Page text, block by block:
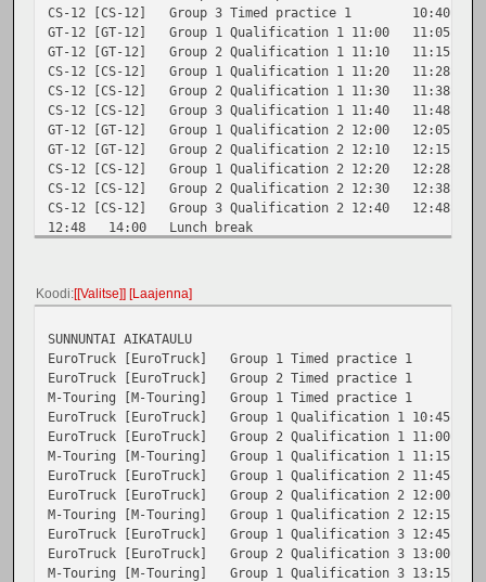
CS-12 [CS-12]
Group 3 Timed practice 1 10:40
GT-12 [GT-12]
Group 1 Qualification 1 11:00
11:05
GT-12 [GT-12]
Group 2 Qualification 1 11:10
11:15
CS-12 [CS-12]
Group 1 Qualification 1 11:20
11:28
CS-12 [CS-12]
Group 2 Qualification 1 11:30
11:38
CS-12 [CS-12]
Group 3 Qualification 1 11:40
11:48
GT-12 [GT-12]
Group 1 Qualification 2 12:00
12:05
GT-12 [GT-12]
Group 2 Qualification 2 12:10
12:15
CS-12 [CS-12]
Group 1 Qualification 2 12:20
12:28
CS-12 [CS-12]
Group 2 Qualification 2 12:30
12:38
CS-12 [CS-12]
Group 3 Qualification 2 12:40
12:48
12:48
14:00
Lunch break
CS-12 [CS-12]
Group 1
CS-12 [CS-12]
Group 2 Qualification 3 14:30
14:38
GT-12 [GT-12]
Final B
GT-12 [GT-12]
Final A Final run 1 15:10
CS-12 [CS-12]
Final B Final run 1 15:20
CS-12 [CS-12]
Final A Final run 1 15:30
GT-12 [GT-12]
Final B Final run 2 16:00
16:05
GT-12 [GT-12]
Final A Final run 2 16:10
16:15
CS-12 [CS-12]
Final B Final run 2 16:20
16:28
CS-12 [CS-12]
Final A Final run 2 16:30
16:38
GT-12 [GT-12]
Final B Final run 3 17:00
17:05
GT-12 [GT-12]
Final A Final run 3 17:10
17:15
CS-12 [CS-12]
Final B Final run 3 17:20
17:28
CS-12 [CS-12]
Final A Final run 3 17:30 17:38
Koodi [Valitse] Laajenna
SUNNUNTAI AIKATAULU
EuroTruck [EuroTruck]
Group 1 Timed practice 1
EuroTruck [EuroTruck]
Group 2 Timed practice 1
M-Touring [M-Touring]
Group 1 Timed practice 1
EuroTruck [EuroTruck]
Group 1 Qualification 1 10:45
EuroTruck [EuroTruck]
Group 2 Qualification 1 11:00
M-Touring [M-Touring]
Group 1 Qualification 1 11:15
EuroTruck [EuroTruck]
Group 1 Qualification 2 11:45
EuroTruck [EuroTruck]
Group 2 Qualification 2 12:00
M-Touring [M-Touring]
Group 1 Qualification 2 12:15
EuroTruck [EuroTruck]
Group 1 Qualification 3 12:45
EuroTruck [EuroTruck]
Group 2 Qualification 3 13:00
M-Touring [M-Touring]
Group 1 Qualification 3 13:15